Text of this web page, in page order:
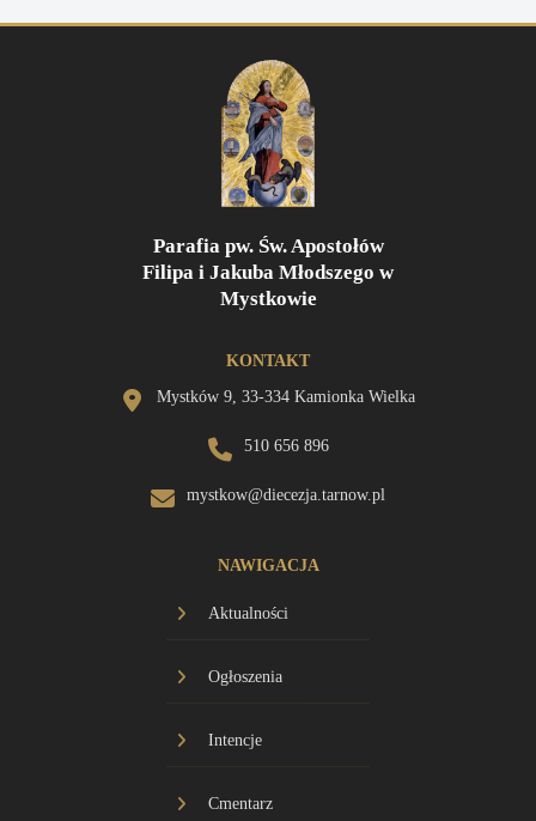
Parafia pw. Św. Apostołów
Filipa i Jakuba Młodszego w
Mystkowie
KONTAKT
Mystków 9, 33-334 Kamionka Wielka
510 656 896
mystkow@diecezja.tarnow.pl
NAWIGACJA
Aktualności
Ogłoszenia
Intencje
Cmentarz